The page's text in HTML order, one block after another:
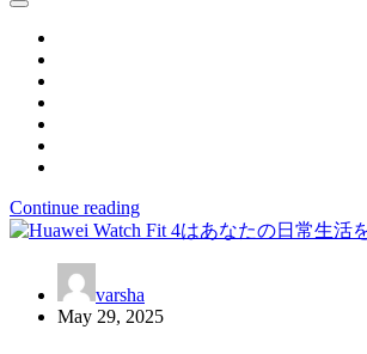
Continue reading
varsha
May 29, 2025